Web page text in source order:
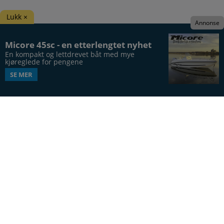
Micore 45sc - en etterlengtet nyhet
En kompakt og lettdrevet båt med mye
kjøreglede for pengene
SE MER
Annonse
Lukk ×